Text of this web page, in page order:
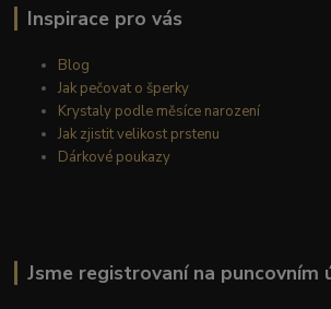
Inspirace pro vás
Blog
Jak pečovat o šperky
Krystaly podle měsíce narození
Jak zjistit velikost prstenu
Dárkové poukazy
Jsme registrovaní na puncovním